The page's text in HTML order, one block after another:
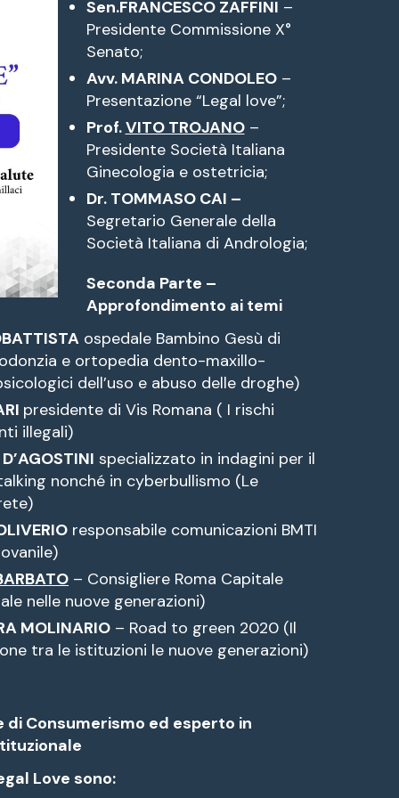
Sen.FRANCESCO ZAFFINI –
Presidente Commissione X°
Senato;
Avv. MARINA CONDOLEO–
Presentazione “Legal love”;
Prof.VITO TROJANO–
Presidente Società Italiana
Ginecologia e ostetricia;
Dr. TOMMASO CAI –
Segretario Generale della
Società Italiana di Andrologia;
Seconda Parte –
Approfondimento ai temi
ospedale Bambino Gesù di
e ortopedia dento-maxillo-
dell’uso e abuso delle droghe)
presidente di Vis Romana ( I rischi
illegali)
specializzato in indagini per il
nonché in cyberbullismo (Le
responsabile comunicazioni BMTI
– Consigliere Roma Capitale
nelle nuove generazioni)
MOLINARIO – Road to green 2020 (Il
tra le istituzioni le nuove generazioni)
di Consumerismo ed esperto in
Love sono: